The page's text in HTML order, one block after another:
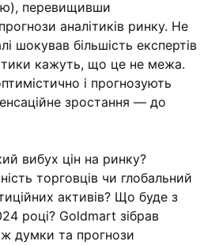
перевищивши
аналітиків ринку. Не
шокував більшість експертів
кажуть, що це не межа.
і прогнозують
зростання — до
вибух цін на ринку?
торговців чи глобальний
активів? Що буде з
році? Goldmart зібрав
думки та прогнози